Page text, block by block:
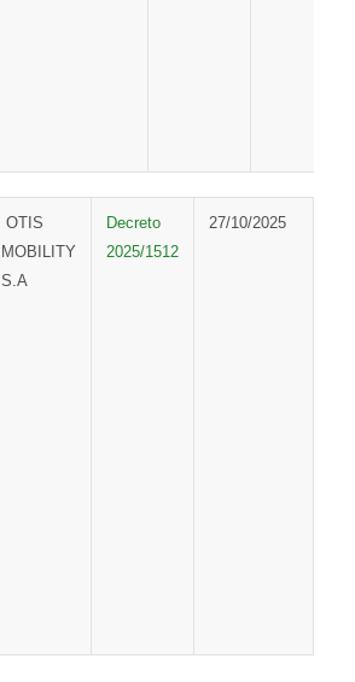
OTIS
MOBILITY
S.A
Decreto
2025/1512
27/10/2025